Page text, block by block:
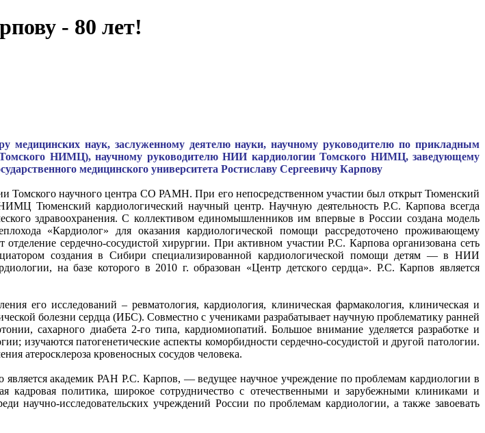
- 80 лет!
медицинских наук, заслуженному деятелю науки, научному руководителю по прикладным
(Томского НИМЦ), научному руководителю НИИ кардиологии Томского НИМЦ, заведующему
медицинского университета Ростиславу Сергеевичу Карпову
Томского научного центра СО РАМН. При его непосредственном участии был открыт Тюменский
кардиологический научный центр. Научную деятельность Р.С. Карпова всегда
здравоохранения. С коллективом единомышленников им впервые в России создана модель
«Кардиолог» для оказания кардиологической помощи рассредоточено проживающему
сердечно-сосудистой хирургии. При активном участии Р.С. Карпова организована сеть
создания в Сибири специализированной кардиологической помощи детям — в НИИ
на базе которого в 2010 г. образован «Центр детского сердца». Р.С. Карпов является
его исследований – ревматология, кардиология, клиническая фармакология, клиническая и
болезни сердца (ИБС). Совместно с учениками разрабатывает научную проблематику ранней
сахарного диабета 2-го типа, кардиомиопатий. Большое внимание уделяется разработке и
изучаются патогенетические аспекты коморбидности сердечно-сосудистой и другой патологии.
атеросклероза кровеносных сосудов человека.
академик РАН Р.С. Карпов, — ведущее научное учреждение по проблемам кардиологии в
политика, широкое сотрудничество с отечественными и зарубежными клиниками и
научно-исследовательских учреждений России по проблемам кардиологии, а также завоевать